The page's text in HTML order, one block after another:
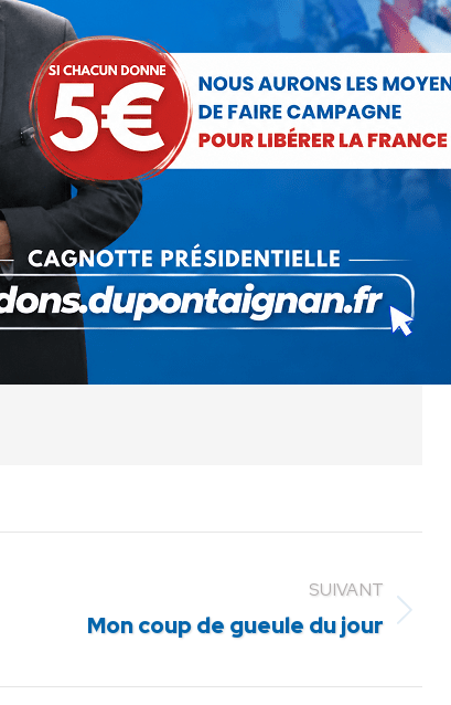
Aignan 2 juin 2021
Partager
sur
LinkedIn
Partager
sur
WhatsApp
SUIVANT
Mon coup de gueule du jour